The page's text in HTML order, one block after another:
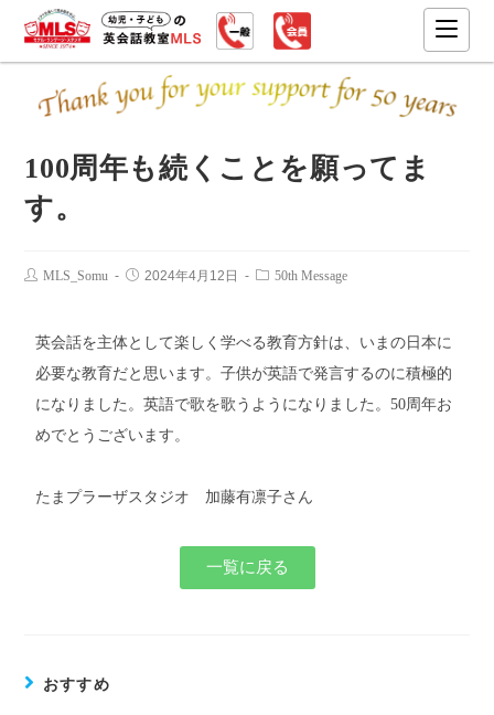
100周年も続くことを願ってま
す。
MLS_Somu 2024年4月12日 50th Message
英会話を主体として楽しく学べる教育方針は、いまの日本に
必要な教育だと思います。子供が英語で発言するのに積極的
になりました。英語で歌を歌うようになりました。50周年お
めでとうございます。
たまプラーザスタジオ 加藤有凛子さん
一覧に戻る
おすすめ